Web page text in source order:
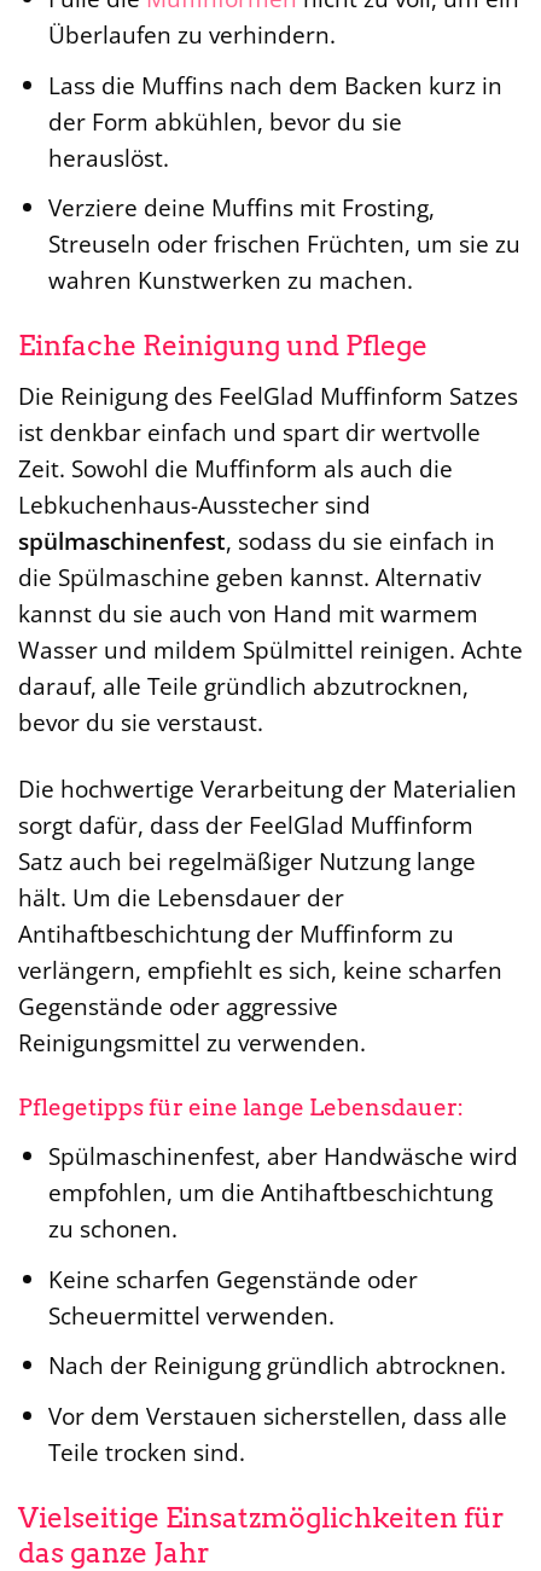
Überlaufen zu verhindern.
Lass die Muffins nach dem Backen kurz in
der Form abkühlen, bevor du sie
herauslöst.
Verziere deine Muffins mit Frosting,
Streuseln oder frischen Früchten, um sie zu
wahren Kunstwerken zu machen.
Einfache Reinigung und Pflege
Die Reinigung des FeelGlad Muffinform Satzes
ist denkbar einfach und spart dir wertvolle
Zeit. Sowohl die Muffinform als auch die
Lebkuchenhaus-Ausstecher sind
spülmaschinenfest, sodass du sie einfach in
die Spülmaschine geben kannst. Alternativ
kannst du sie auch von Hand mit warmem
Wasser und mildem Spülmittel reinigen. Achte
darauf, alle Teile gründlich abzutrocknen,
bevor du sie verstaust.
Die hochwertige Verarbeitung der Materialien
sorgt dafür, dass der FeelGlad Muffinform
Satz auch bei regelmäßiger Nutzung lange
hält. Um die Lebensdauer der
Antihaftbeschichtung der Muffinform zu
verlängern, empfiehlt es sich, keine scharfen
Gegenstände oder aggressive
Reinigungsmittel zu verwenden.
Pflegetipps für eine lange Lebensdauer:
Spülmaschinenfest, aber Handwäsche wird
empfohlen, um die Antihaftbeschichtung
zu schonen.
Keine scharfen Gegenstände oder
Scheuermittel verwenden.
Nach der Reinigung gründlich abtrocknen.
Vor dem Verstauen sicherstellen, dass alle
Teile trocken sind.
Vielseitige Einsatzmöglichkeiten für
das ganze Jahr